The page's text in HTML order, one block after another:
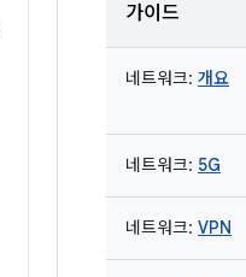
가이드
네트워크: 개요
네트워크: 5G
네트워크: VPN